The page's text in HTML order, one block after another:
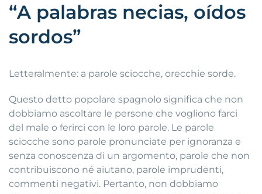
“A palabras necias, oídos
sordos”
Letteralmente: a parole sciocche, orecchie sorde.
Questo detto popolare spagnolo significa che non
dobbiamo ascoltare le persone che vogliono farci
del male o ferirci con le loro parole. Le parole
sciocche sono parole pronunciate per ignoranza e
senza conoscenza di un argomento, parole che non
contribuiscono né aiutano, parole imprudenti,
commenti negativi. Pertanto, non dobbiamo